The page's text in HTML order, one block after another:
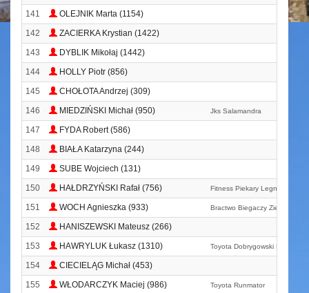
141
OLEJNIK Marta (1154)
142
ZACIERKA Krystian (1422)
143
DYBLIK Mikołaj (1442)
144
HOLLY Piotr (856)
145
CHOŁOTA Andrzej (309)
146
MIEDZIŃSKI Michał (950) Jks Salamandra
147
FYDA Robert (586)
148
BIAŁA Katarzyna (244)
149
SUBE Wojciech (131)
150
HAŁDRZYŃSKI Rafał (756) Fitness Piekary Legnica
151 WOCH Agnieszka (933) Bractwo Biegaczy Zielona
152
HANISZEWSKI Mateusz (266)
153
HAWRYLUK Łukasz (1310) Toyota Dobrygowski Lubin
154
CIECIELĄG Michał (453)
155
WŁODARCZYK Maciej (986) Toyota Runmator